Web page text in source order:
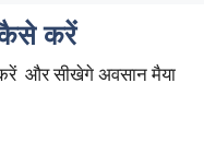
कैसे करें
और सीखेगे अवसान मैया